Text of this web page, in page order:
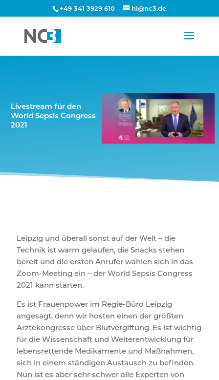
+49 341 3929 610 hi@nc3.de
Livestream für den
World Sepsis Congress
2021
Leipzig und überall sonst auf der Welt – die
Technik ist warm gelaufen, die Snacks stehen
bereit und die ersten Anrufer wählen sich in das
Zoom-Meeting ein – der World Sepsis Congress
2021 kann starten.
Es ist Frauenpower im Regie-Büro Leipzig
angesagt, denn wir hosten einen der größten
Ärztekongresse über Blutvergiftung. Es ist wichtig
für die Wissenschaft und Weiterentwicklung für
lebensrettende Medikamente und Maßnahmen,
sich in einem ständigen Austausch zu befinden.
Nun ist es aber sehr schwer alle Experten von